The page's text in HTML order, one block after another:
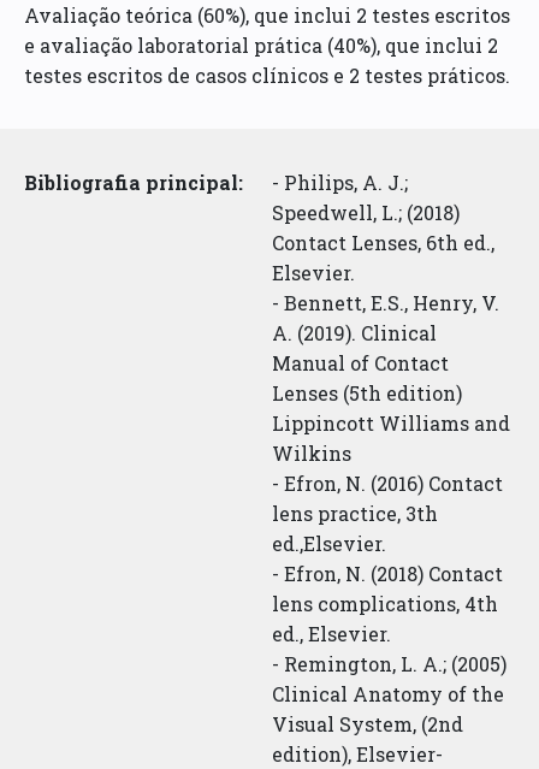
Avaliação teórica (60%), que inclui 2 testes escritos
e avaliação laboratorial prática (40%), que inclui 2
testes escritos de casos clínicos e 2 testes práticos.
Bibliografia principal:
- Philips, A. J.;
Speedwell, L.; (2018)
Contact Lenses, 6th ed.,
Elsevier.
- Bennett, E.S., Henry, V.
A. (2019). Clinical
Manual of Contact
Lenses (5th edition)
Lippincott Williams and
Wilkins
- Efron, N. (2016) Contact
lens practice, 3th
ed.,Elsevier.
- Efron, N. (2018) Contact
lens complications, 4th
ed., Elsevier.
- Remington, L. A.; (2005)
Clinical Anatomy of the
Visual System, (2nd
edition), Elsevier-